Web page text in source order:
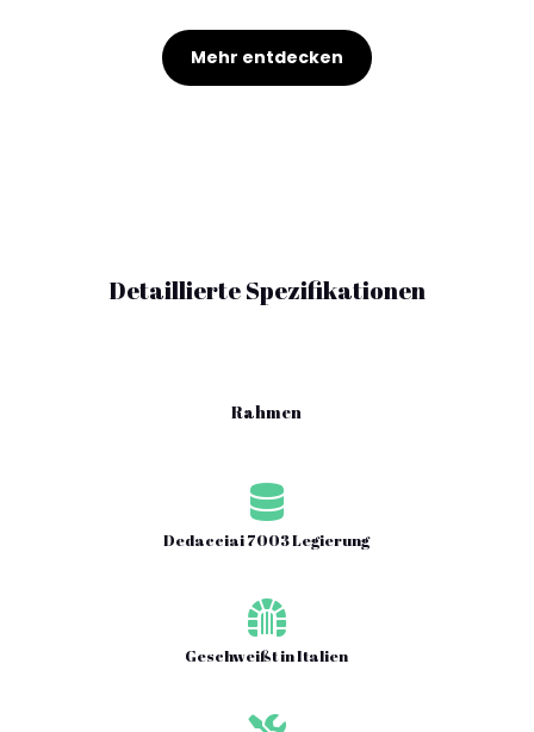
Mehr entdecken
Detaillierte Spezifikationen
Rahmen

Dedacciai 7003 Legierung

Geschweißt in Italien